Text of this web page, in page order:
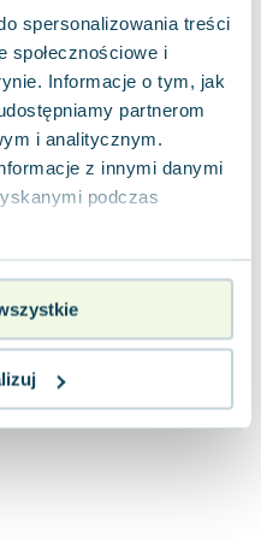
spersonalizowania treści
społecznościowe i
Informacje o tym, jak
partnerom
i analitycznym.
z innymi danymi
podczas